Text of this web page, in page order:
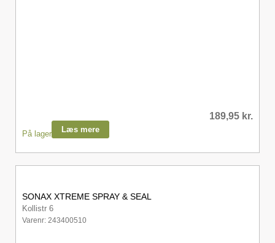
189,95 kr.
På lager Læs mere
SONAX XTREME SPRAY & SEAL
Kollistr 6
Varenr: 243400510